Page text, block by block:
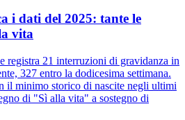
i dati del 2025: tante le
vita
registra 21 interruzioni di gravidanza in
327 entro la dodicesima settimana.
il minimo storico di nascite negli ultimi
di "Sì alla vita" a sostegno di